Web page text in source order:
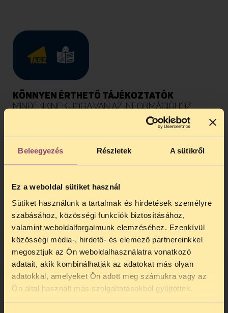
Beleegyezés Részletek A sütikről
Ez a weboldal sütiket használ
Sütiket használunk a tartalmak és hirdetések személyre
szabásához, közösségi funkciók biztosításához,
valamint weboldalforgalmunk elemzéséhez. Ezenkívül
közösségi média-, hirdető- és elemező partnereinkkel
megosztjuk az Ön weboldalhasználatra vonatkozó
adatait, akik kombinálhatják az adatokat más olyan
adatokkal, amelyeket Ön adott meg számukra vagy az
Ön által használt más szolgáltatásokból gyűjtöttek.
KÖNNYEN ÉRTHETŐ TÁJÉKOZTATÓK
MINDENKINEK JOGA VAN AZ INFORMÁCIÓHOZ
Hogy ők is megértsék a világot.
TELEFONOS JOGSEGÉLY
SZÜNET!